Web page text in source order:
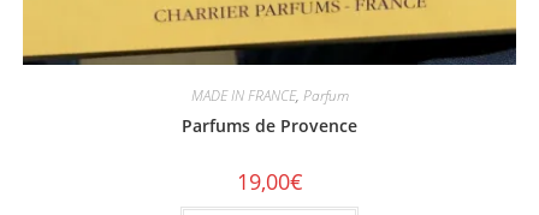
MADE IN FRANCE, Parfum
Parfums de Provence
19,00€